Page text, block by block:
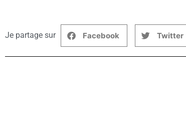
Je partage sur Facebook Twitter